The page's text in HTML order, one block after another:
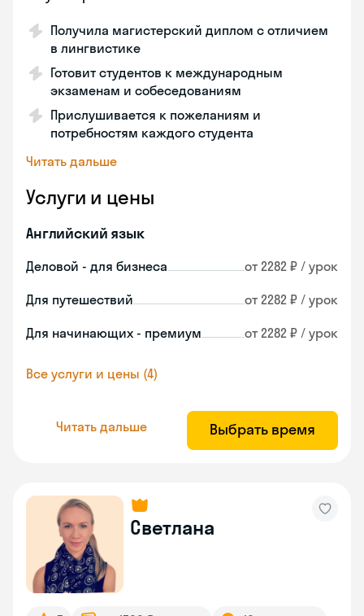
Получила магистерский диплом с отличием
в лингвистике
Готовит студентов к международным
экзаменам и собеседованиям
Прислушивается к пожеланиям и
потребностям каждого студента
Читать дальше
Услуги и цены
Английский язык
Деловой - для бизнеса от 2282 ₽ / урок
Для путешествий от 2282 ₽ / урок
Для начинающих - премиум от 2282 ₽ / урок
Все услуги и цены (4)
Читать дальше Выбрать время
Светлана